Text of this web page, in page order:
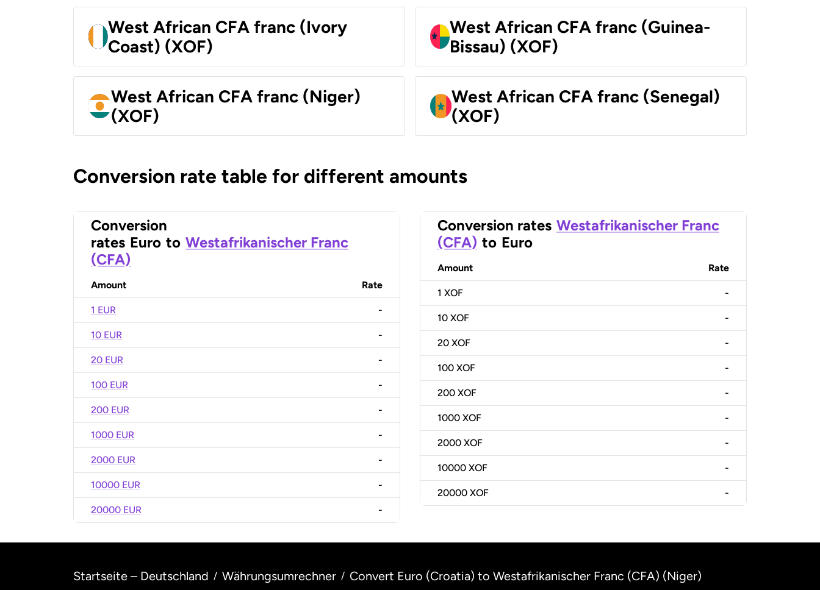
West African CFA franc (Ivory
Coast) (XOF)
West African CFA franc (Guinea-
Bissau) (XOF)
West African CFA franc (Niger)
(XOF)
West African CFA franc (Senegal)
(XOF)
Conversion rate table for different amounts
Conversion
rates Euro to Westafrikanischer Franc
(CFA)
Amount Rate
1 EUR -
10 EUR -
20 EUR -
100 EUR -
200 EUR -
1000 EUR -
2000 EUR -
10000 EUR -
20000 EUR -
Conversion rates Westafrikanischer Franc
(CFA) to Euro
Amount Rate
1 XOF -
10 XOF -
20 XOF -
100 XOF -
200 XOF -
1000 XOF -
2000 XOF -
10000 XOF -
20000 XOF -
Startseite – Deutschland / Währungsumrechner / Convert Euro (Croatia) to Westafrikanischer Franc (CFA) (Niger)